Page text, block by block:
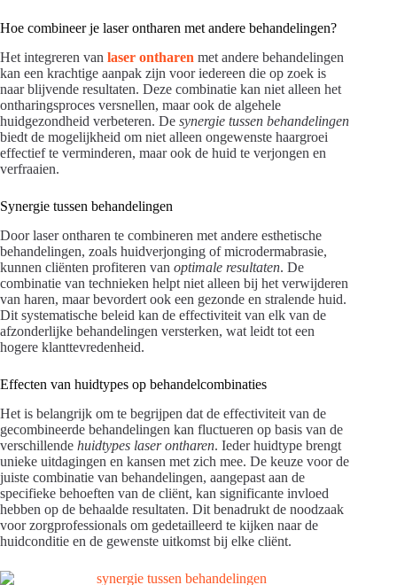
Hoe combineer je laser ontharen met andere behandelingen?
Het integreren van laser ontharen met andere behandelingen
kan een krachtige aanpak zijn voor iedereen die op zoek is
naar blijvende resultaten. Deze combinatie kan niet alleen het
ontharingsproces versnellen, maar ook de algehele
huidgezondheid verbeteren. De synergie tussen behandelingen
biedt de mogelijkheid om niet alleen ongewenste haargroei
effectief te verminderen, maar ook de huid te verjongen en
verfraaien.
Synergie tussen behandelingen
Door laser ontharen te combineren met andere esthetische
behandelingen, zoals huidverjonging of microdermabrasie,
kunnen cliënten profiteren van optimale resultaten. De
combinatie van technieken helpt niet alleen bij het verwijderen
van haren, maar bevordert ook een gezonde en stralende huid.
Dit systematische beleid kan de effectiviteit van elk van de
afzonderlijke behandelingen versterken, wat leidt tot een
hogere klanttevredenheid.
Effecten van huidtypes op behandelcombinaties
Het is belangrijk om te begrijpen dat de effectiviteit van de
gecombineerde behandelingen kan fluctueren op basis van de
verschillende huidtypes laser ontharen. Ieder huidtype brengt
unieke uitdagingen en kansen met zich mee. De keuze voor de
juiste combinatie van behandelingen, aangepast aan de
specifieke behoeften van de cliënt, kan significante invloed
hebben op de behaalde resultaten. Dit benadrukt de noodzaak
voor zorgprofessionals om gedetailleerd te kijken naar de
huidconditie en de gewenste uitkomst bij elke cliënt.